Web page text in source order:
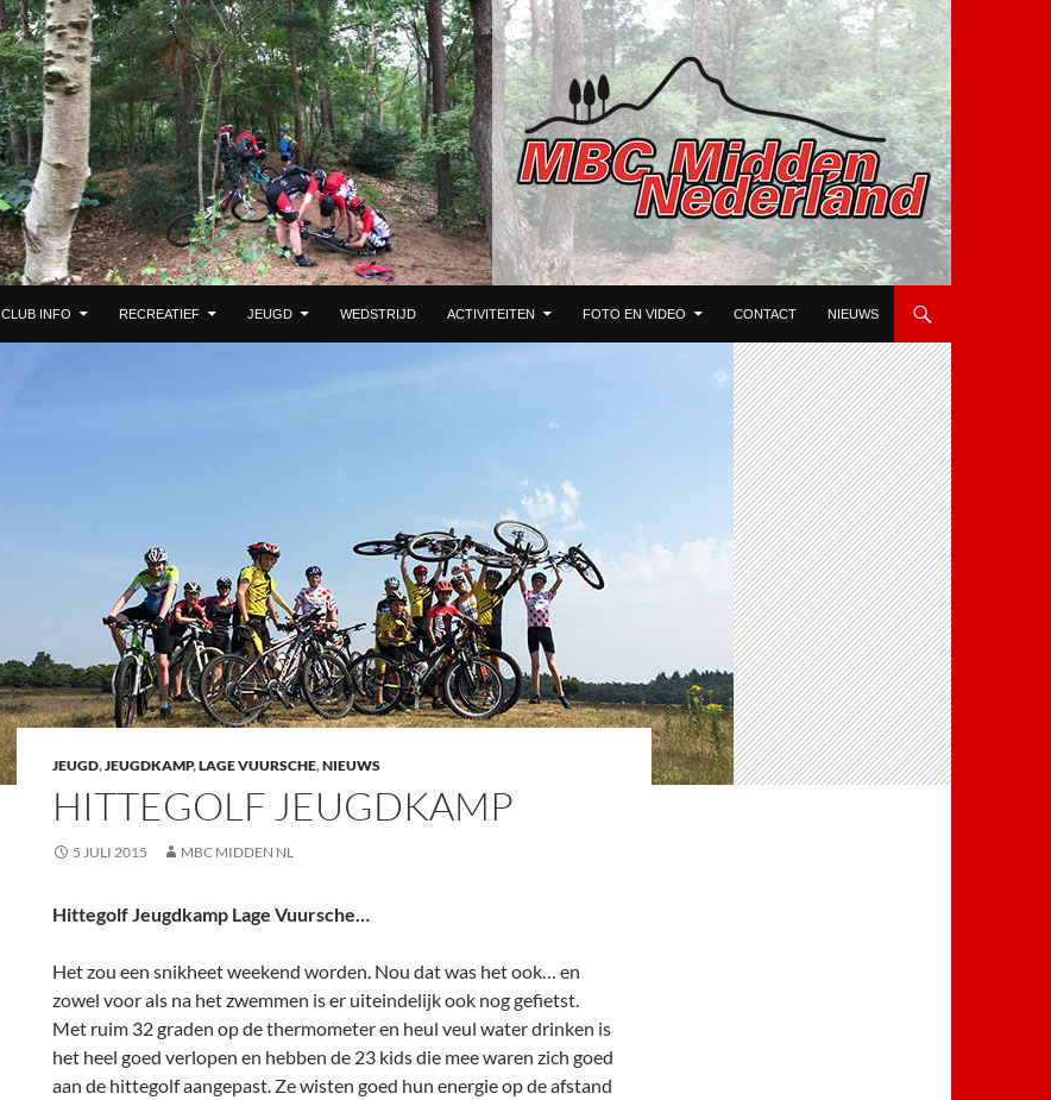
CLUB INFO RECREATIEF JEUGD WEDSTRIJD ACTIVITEITEN FOTO EN VIDEO CONTACT NIEUWS
JEUGD,JEUGDKAMP,LAGE VUURSCHE,NIEUWS
HITTEGOLF JEUGDKAMP
5 JULI 2015 MBC MIDDEN NL
Hittegolf Jeugdkamp Lage Vuursche…
Het zou een snikheet weekend worden. Nou dat was het ook… en
zowel voor als na het zwemmen is er uiteindelijk ook nog gefietst.
Met ruim 32 graden op de thermometer en heul veul water drinken is
het heel goed verlopen en hebben de 23 kids die mee waren zich goed
aan de hittegolf aangepast. Ze wisten goed hun energie op de afstand